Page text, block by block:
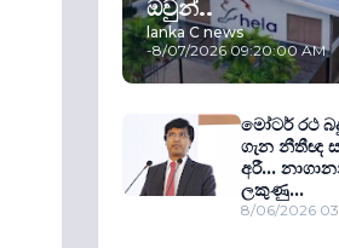
ඔවුන්..
lanka C news
-8/07/2026 09:20:00 AM
මෝටර් රථ
ගැන නීතීඥ
අරී...
ලකුණු...
8/06/2026